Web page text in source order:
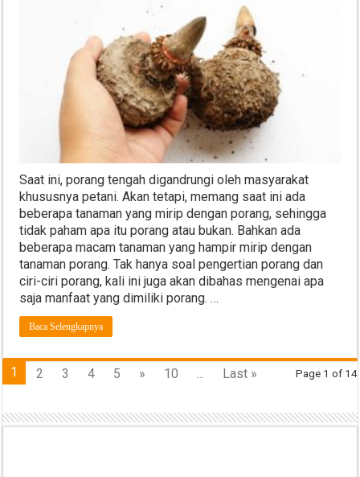
Saat ini, porang tengah digandrungi oleh masyarakat
khususnya petani. Akan tetapi, memang saat ini ada
beberapa tanaman yang mirip dengan porang, sehingga
tidak paham apa itu porang atau bukan. Bahkan ada
beberapa macam tanaman yang hampir mirip dengan
tanaman porang. Tak hanya soal pengertian porang dan
ciri-ciri porang, kali ini juga akan dibahas mengenai apa
saja manfaat yang dimiliki porang. …
Baca Selengkapnya
Page 1 of 14
1 2 3 4 5 » 10 ... Last »